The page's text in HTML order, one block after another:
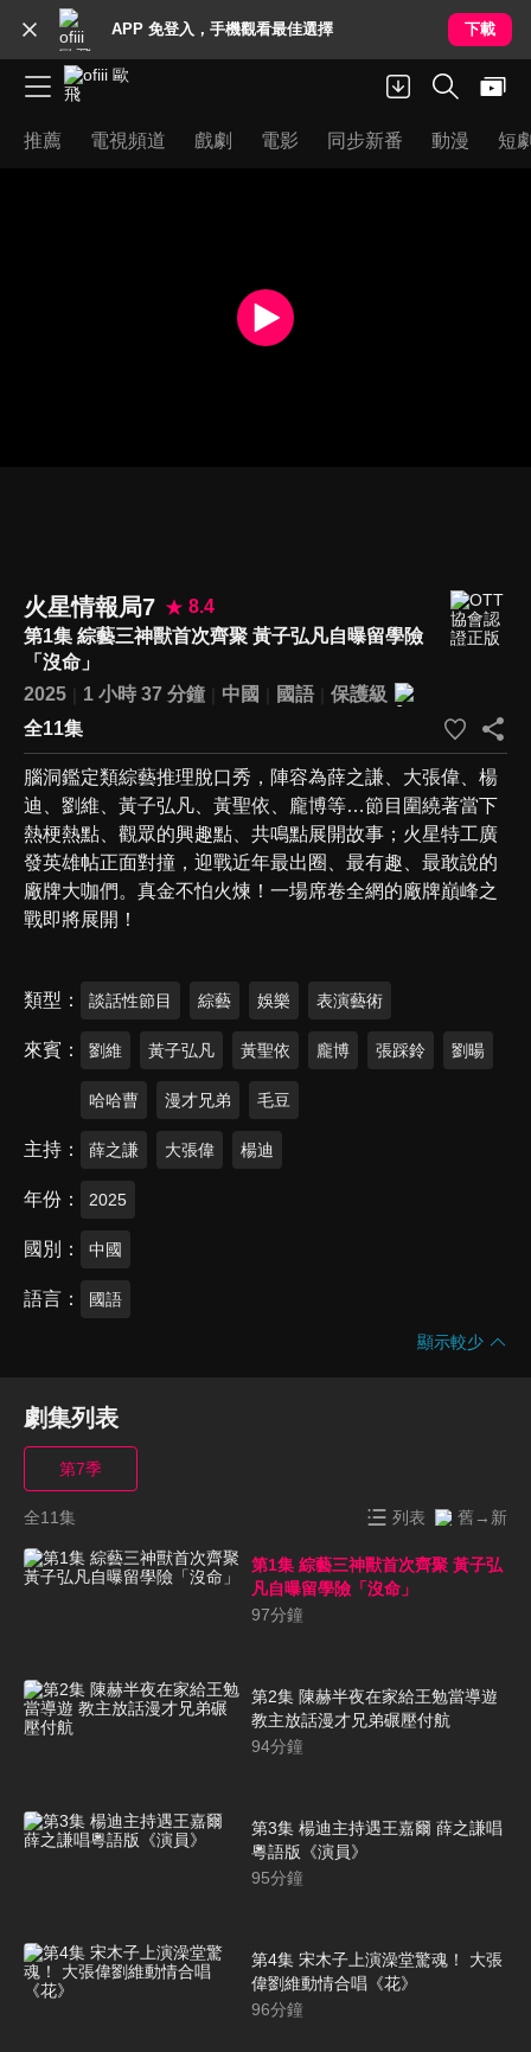
APP 免登入，手機觀看最佳選擇 下載
推薦 電視頻道 戲劇 電影 同步新番 動漫 短
火星情報局7
8.4
第1集 綜藝三神獸首次齊聚 黃子弘凡自曝留學險
「沒命」
2025
1 小時 37 分鐘 中國 國語
保護級
全11集
腦洞鑑定類綜藝推理脫口秀，陣容為薛之謙、大張偉、楊
迪、劉維、黃子弘凡、黃聖依、龐博等…節目圍繞著當下
熱梗熱點、觀眾的興趣點、共鳴點展開故事；火星特工廣
發英雄帖正面對撞，迎戰近年最出圈、最有趣、最敢說的
廠牌大咖們。真金不怕火煉！一場席卷全網的廠牌巔峰之
戰即將展開！
類型 談話性節目 綜藝 娛樂 表演藝術
來賓 劉維 黃子弘凡 黃聖依 龐博 張踩鈴 劉暘
哈哈曹 漫才兄弟 毛豆
主持 薛之謙 大張偉 楊迪
年份 2025
國別 中國
語言 國語
顯示較少
劇集列表
第7季
全11集 列表 舊→新
第1集 綜藝三神獸首次齊聚 黃子弘
凡自曝留學險「沒命」
97分鐘
第2集 陳赫半夜在家給王勉當導遊
教主放話漫才兄弟碾壓付航
94分鐘
第3集 楊迪主持遇王嘉爾 薛之謙唱
粵語版《演員》
95分鐘
第4集 宋木子上演澡堂驚魂！ 大張
偉劉維動情合唱《花》
96分鐘